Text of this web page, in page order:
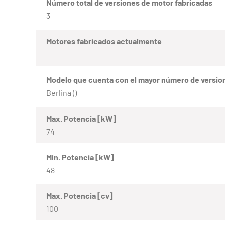
Número total de versiones de motor fabricadas
3
Motores fabricados actualmente
–
Modelo que cuenta con el mayor número de
Berlina ()
Max. Potencia [kW]
74
Mín. Potencia [kW]
48
Max. Potencia [cv]
100